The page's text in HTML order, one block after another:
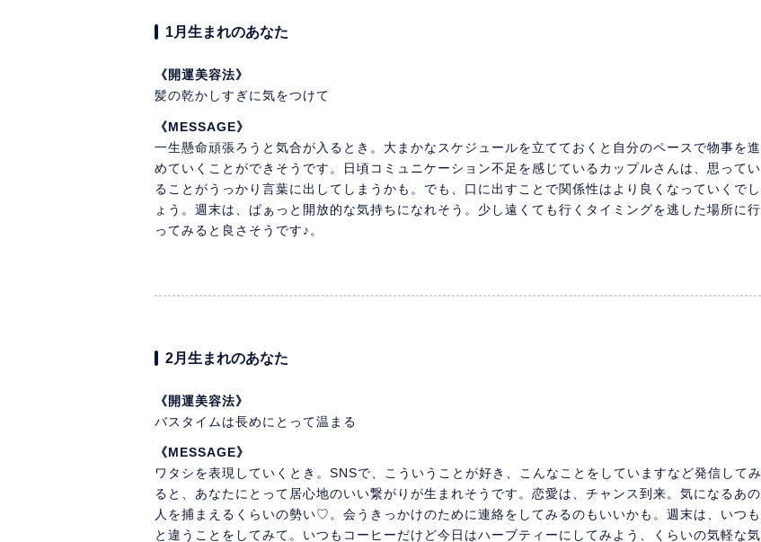
1月生まれのあなた
《開運美容法》
髪の乾かしすぎに気をつけて
《MESSAGE》
一生懸命頑張ろうと気合が入るとき。大まかなスケジュールを立てておくと自分のペースで物事を進
めていくことができそうです。日頃コミュニケーション不足を感じているカップルさんは、思ってい
ることがうっかり言葉に出してしまうかも。でも、口に出すことで関係性はより良くなっていくでし
ょう。週末は、ぱぁっと開放的な気持ちになれそう。少し遠くても行くタイミングを逃した場所に行
ってみると良さそうです♪。
2月生まれのあなた
《開運美容法》
バスタイムは長めにとって温まる
《MESSAGE》
ワタシを表現していくとき。SNSで、こういうことが好き、こんなことをしていますなど発信してみ
ると、あなたにとって居心地のいい繋がりが生まれそうです。恋愛は、チャンス到来。気になるあの
人を捕まえるくらいの勢い♡。会うきっかけのために連絡をしてみるのもいいかも。週末は、いつも
と違うことをしてみて。いつもコーヒーだけど今日はハーブティーにしてみよう、くらいの気軽な気